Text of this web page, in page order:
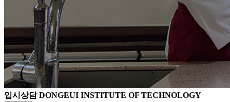
입시상담DONGEUI INSTITUTE OF TECHNOLOGY